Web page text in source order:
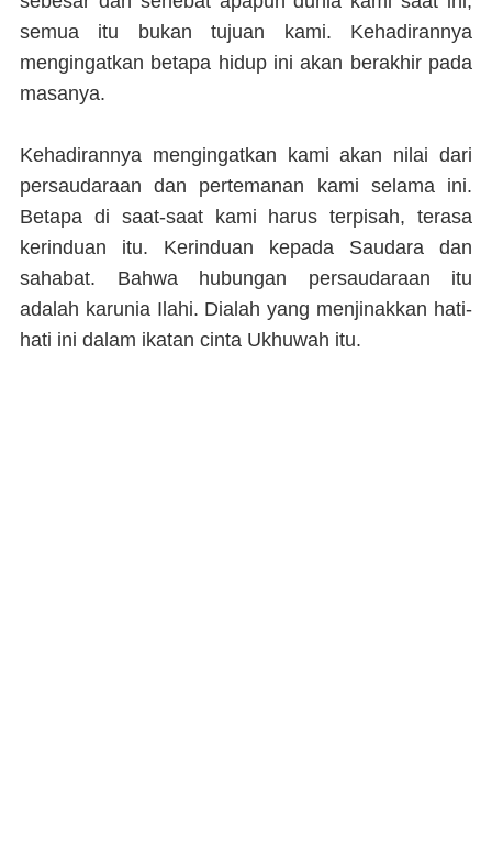
semua itu bukan tujuan kami. Kehadirannya
mengingatkan betapa hidup ini akan berakhir pada
masanya.
Kehadirannya mengingatkan kami akan nilai dari
persaudaraan dan pertemanan kami selama ini.
Betapa di saat-saat kami harus terpisah, terasa
kerinduan itu. Kerinduan kepada Saudara dan
sahabat. Bahwa hubungan persaudaraan itu
adalah karunia Ilahi. Dialah yang menjinakkan hati-
hati ini dalam ikatan cinta Ukhuwah itu.